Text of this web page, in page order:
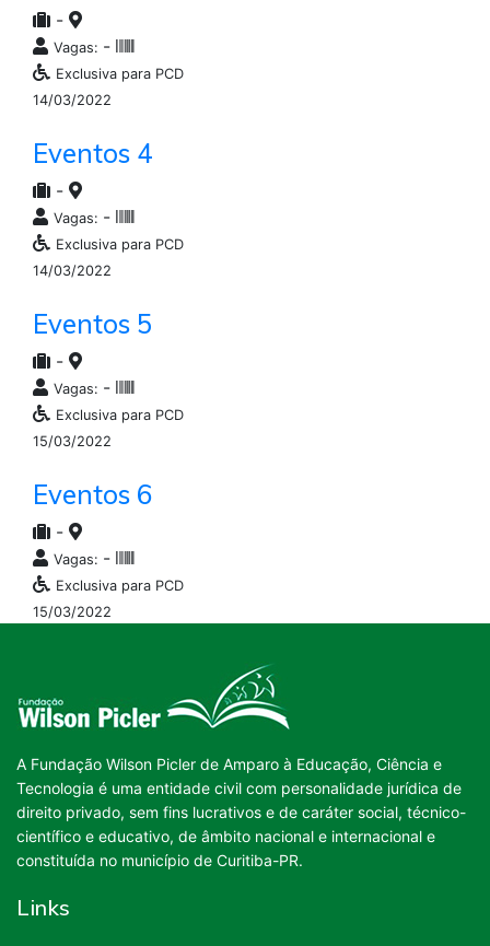
-
Vagas: -
Exclusiva para PCD
14/03/2022
Eventos 4
-
Vagas: -
Exclusiva para PCD
14/03/2022
Eventos 5
-
Vagas: -
Exclusiva para PCD
15/03/2022
Eventos 6
-
Vagas: -
Exclusiva para PCD
15/03/2022
A Fundação Wilson Picler de Amparo à Educação, Ciência e
Tecnologia é uma entidade civil com personalidade jurídica de
direito privado, sem fins lucrativos e de caráter social, técnico-
científico e educativo, de âmbito nacional e internacional e
constituída no município de Curitiba-PR.
Links